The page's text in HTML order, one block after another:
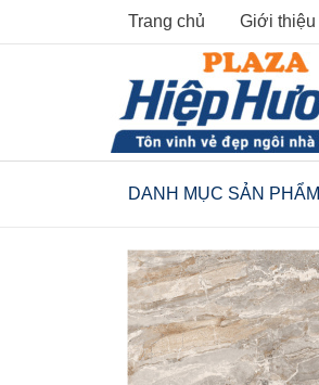
to
Trang chủ Giới thiệu
DANH MỤC SẢN PHẨM